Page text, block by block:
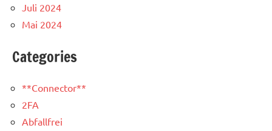
Juli 2024
Mai 2024
Categories
**Connector**
2FA
Abfallfrei